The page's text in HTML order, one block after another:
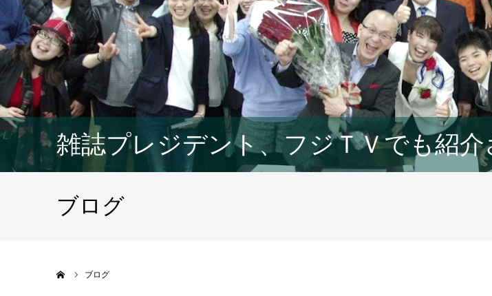
雑誌プレジデント、フジＴＶでも紹
ブログ
ブログ